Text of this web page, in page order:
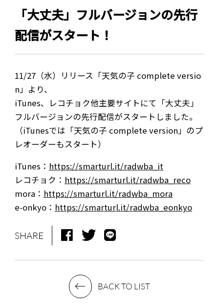
「大丈夫」フルバージョンの先行
配信がスタート！
11/27（水）リリース「天気の子 complete versio
n」より、
iTunes、レコチョク他主要サイトにて「大丈夫」
フルバージョンの先行配信がスタートしました。
（iTunesでは「天気の子 complete version」のプ
レオーダーもスタート）
iTunes： https://smarturl.it/radwba_it
レコチョク： https://smarturl.it/radwba_reco
mora： https://smarturl.it/radwba_mora
e-onkyo： https://smarturl.it/radwba_eonkyo
SHARE
BACK TO LIST